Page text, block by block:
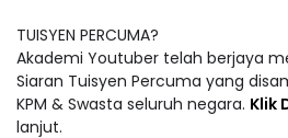
TUISYEN PERCUMA?
Akademi Youtuber telah berjaya
Siaran Tuisyen Percuma yang
KPM & Swasta seluruh negara. Klik
lanjut.